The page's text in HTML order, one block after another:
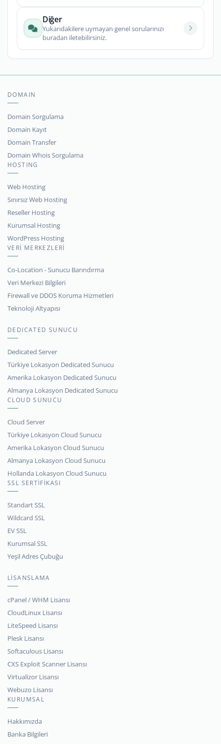
Diğer
Yukarıdakilere uymayan genel sorularınızı
buradan iletebilirsiniz.
DOMAIN
Domain Sorgulama
Domain Kayıt
Domain Transfer
Domain Whois Sorgulama
HOSTING
Web Hosting
Sınırsız Web Hosting
Reseller Hosting
Kurumsal Hosting
WordPress Hosting
VERİ MERKEZLERİ
Co-Location - Sunucu Barındırma
Veri Merkezi Bilgileri
Firewall ve DDOS Koruma Hizmetleri
Teknoloji Altyapısı
DEDICATED SUNUCU
Dedicated Server
Türkiye Lokasyon Dedicated Sunucu
Amerika Lokasyon Dedicated Sunucu
Almanya Lokasyon Dedicated Sunucu
CLOUD SUNUCU
Cloud Server
Türkiye Lokasyon Cloud Sunucu
Amerika Lokasyon Cloud Sunucu
Almanya Lokasyon Cloud Sunucu
Hollanda Lokasyon Cloud Sunucu
SSL SERTİFİKASI
Standart SSL
Wildcard SSL
EV SSL
Kurumsal SSL
Yeşil Adres Çubuğu
LİSANSLAMA
cPanel / WHM Lisansı
CloudLinux Lisansı
LiteSpeed Lisansı
Plesk Lisansı
Softaculous Lisansı
CXS Exploit Scanner Lisansı
Virtualizor Lisansı
Webuzo Lisansı
KURUMSAL
Hakkımızda
Banka Bilgileri